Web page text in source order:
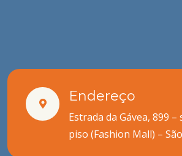
Endereço
Estrada da Gávea, 899 –
piso (Fashion Mall) –